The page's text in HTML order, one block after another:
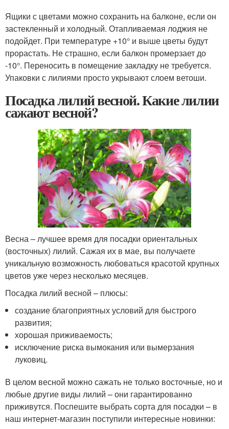
Ящики с цветами можно сохранить на балконе, если он
застекленный и холодный. Отапливаемая лоджия не
подойдет. При температуре +10° и выше цветы будут
прорастать. Не страшно, если балкон промерзает до
-10°. Переносить в помещение закладку не требуется.
Упаковки с лилиями просто укрывают слоем ветоши.
Посадка лилий весной. Какие лилии
сажают весной?
Весна – лучшее время для посадки ориентальных
(восточных) лилий. Сажая их в мае, вы получаете
уникальную возможность любоваться красотой крупных
цветов уже через несколько месяцев.
Посадка лилий весной – плюсы:
создание благоприятных условий для быстрого
развития;
хорошая приживаемость;
исключение риска вымокания или вымерзания
луковиц.
В целом весной можно сажать не только восточные, но и
любые другие виды лилий – они гарантированно
приживутся. Поспешите выбрать сорта для посадки – в
наш интернет-магазин поступили интересные новинки: